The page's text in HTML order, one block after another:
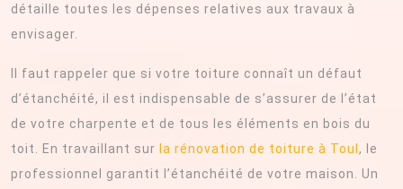
détaille toutes les dépenses relatives aux travaux à
envisager.
Il faut rappeler que si votre toiture connaît un défaut
d’étanchéité, il est indispensable de s’assurer de l’état
de votre charpente et de tous les éléments en bois du
toit. En travaillant sur la rénovation de toiture à Toul , le
professionnel garantit l’étanchéité de votre maison. Un